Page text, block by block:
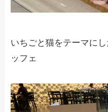
いちごと猫をテーマに
ッフェ